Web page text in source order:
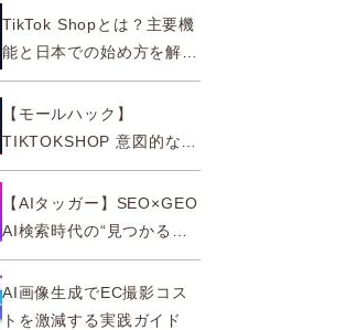
TikTok Shopとは？主要機
能と日本での始め方を解説
｜公式認定パートナー
【モールハック】
TIKTOKSHOP 意図的なバ
ズを生む法則
【AIタッガー】SEO×GEO
AI検索時代の“見つかる
力”を最大化
AI画像生成でEC撮影コス
トを激減する実践ガイド